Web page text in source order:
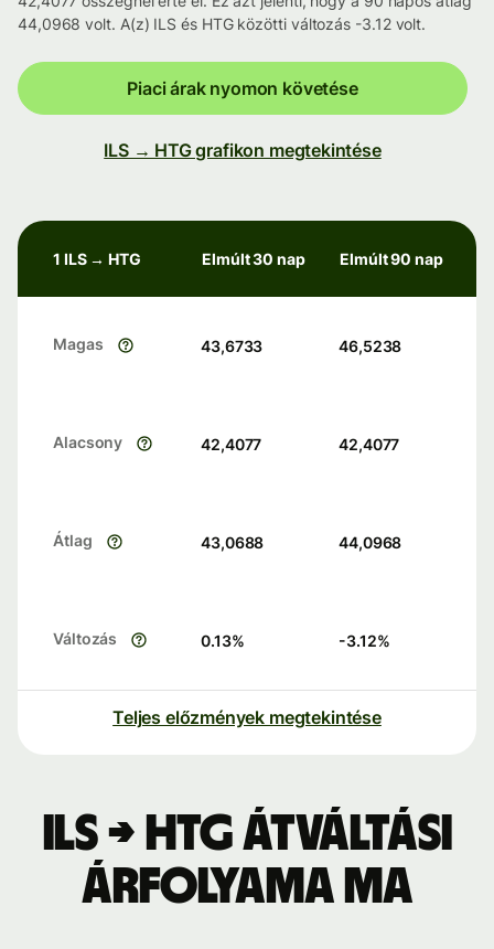
44,0968 volt. A(z) ILS és HTG közötti változás -3.12 volt.
Piaci árak nyomon követése
ILS → HTG grafikon megtekintése
1 ILS → HTG Elmúlt 30 nap Elmúlt 90 nap
Magas 43,6733 46,5238
Alacsony 42,4077 42,4077
Átlag 43,0688 44,0968
Változás 0.13% -3.12%
Teljes előzmények megtekintése
ILS → HTG átváltási
árfolyama ma